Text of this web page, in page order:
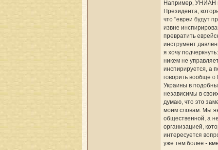
Например, УНИАН
Президента,
что "евреи будут
извне
превратить
инструмент
я хочу
никем не
инспирируется, а
говорить вообще
Украины в
независимы в
думаю, что это
моим словам. Мы
общественной, а
организацией,
интересуется
уже тем более -